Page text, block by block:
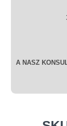
A NASZ